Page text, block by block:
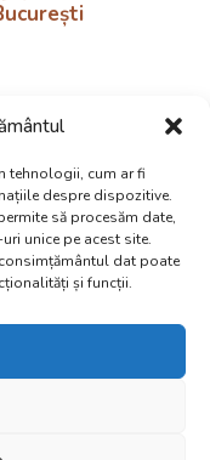
tehnologii, cum ar fi
despre dispozitive.
să procesăm date,
unice pe acest site.
dat poate
și funcții.
School PAGLIA |